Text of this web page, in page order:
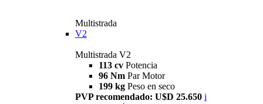
Multistrada
V2
Multistrada V2
113 cv Potencia
96 Nm Par Motor
199 kg Peso en seco
PVP recomendado: U$D 25.650 i